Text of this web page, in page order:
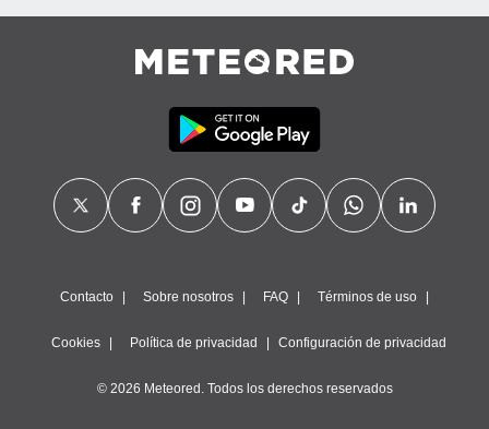
Contacto Sobre nosotros FAQ Términos de uso
Cookies Política de privacidad Configuración de privacidad
© 2026 Meteored. Todos los derechos reservados